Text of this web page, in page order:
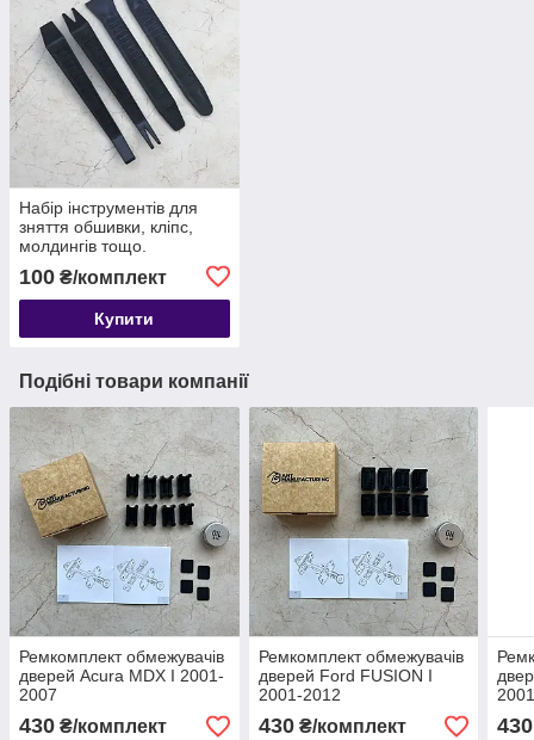
Набір інструментів для
зняття обшивки, кліпс,
молдингів тощо.
автомобіля з антиковзною
поверхнею, 4 шт
100 ₴/комплект
Купити
Подібні товари компанії
Ремкомплект обмежувачів
дверей Acura MDX I 2001-
2007
430 ₴/комплект
Ремкомплект обмежувачів
дверей Ford FUSION I
2001-2012
430₴/комплект 430